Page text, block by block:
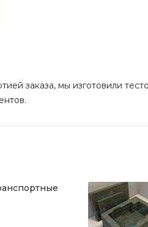
заказа, мы изготовили